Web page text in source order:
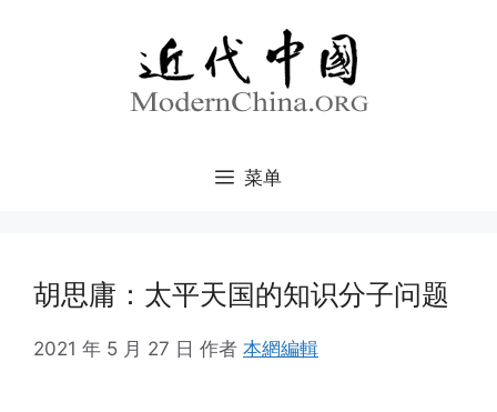
菜单
胡思庸：太平天国的知识分子问题
2021 年 5 月 27 日 作者 本網編輯